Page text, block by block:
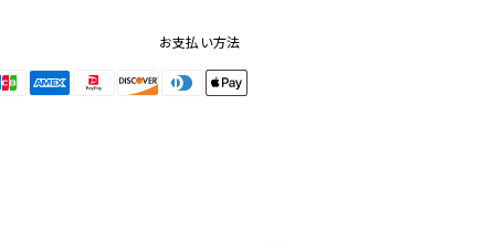
お支払い方法